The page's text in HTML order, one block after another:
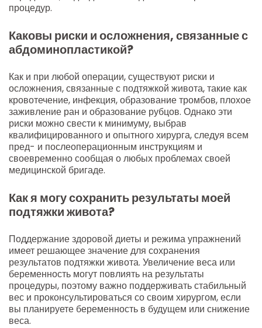
процедур.
Каковы риски и осложнения, связанные с
абдоминопластикой?
Как и при любой операции, существуют риски и
осложнения, связанные с подтяжкой живота, такие как
кровотечение, инфекция, образование тромбов, плохое
заживление ран и образование рубцов. Однако эти
риски можно свести к минимуму, выбрав
квалифицированного и опытного хирурга, следуя всем
пред- и послеоперационным инструкциям и
своевременно сообщая о любых проблемах своей
медицинской бригаде.
Как я могу сохранить результаты моей
подтяжки живота?
Поддержание здоровой диеты и режима упражнений
имеет решающее значение для сохранения
результатов подтяжки живота. Увеличение веса или
беременность могут повлиять на результаты
процедуры, поэтому важно поддерживать стабильный
вес и проконсультироваться со своим хирургом, если
вы планируете беременность в будущем или снижение
веса.